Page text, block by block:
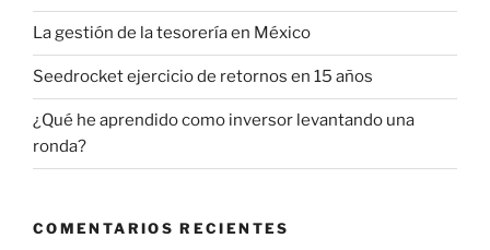
La gestión de la tesorería en México
Seedrocket ejercicio de retornos en 15 años
¿Qué he aprendido como inversor levantando una
ronda?
COMENTARIOS RECIENTES